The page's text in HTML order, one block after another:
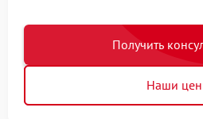
Получить
Наши